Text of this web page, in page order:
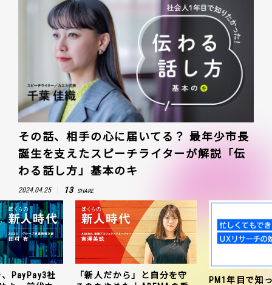
その話、相手の心に届いてる？ 最年少市長
誕生を支えたスピーチライターが解説「伝
わる話し方」基本のキ
2024.04.25 13 SHARE
PayPay3社
「新人だから」と自分を守
PM1年目で知